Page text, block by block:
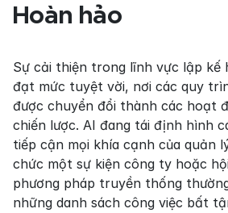
Hoàn hảo
Sự cải thiện trong lĩnh vực lập kế
đạt mức tuyệt vời, nơi các quy
được chuyển đổi thành các hoạt
chiến lược. AI đang tái định hình
tiếp cận mọi khía cạnh của quản
chức một sự kiện công ty hoặc
phương pháp truyền thống
những danh sách công việc bất